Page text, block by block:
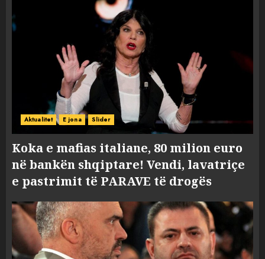
Aktualitet E jona Slider
Koka e mafias italiane, 80 milion euro
në bankën shqiptare! Vendi, lavatriçe
e pastrimit të PARAVE të drogës